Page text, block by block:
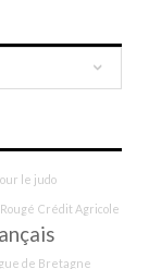
le judo
Crédit Agricole
de Bretagne